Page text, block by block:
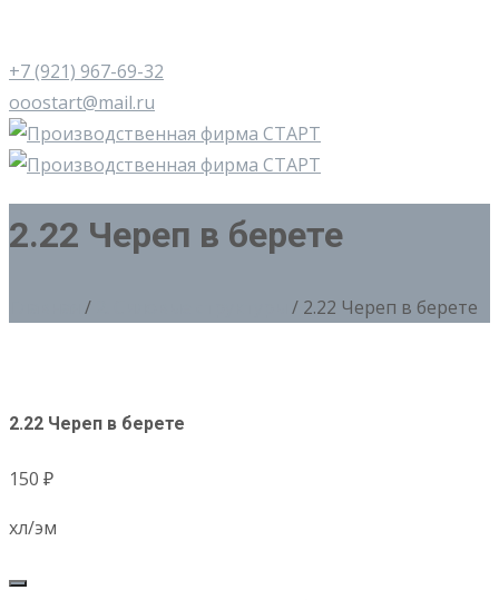
+7 (921) 967-69-32
ooostart@mail.ru
2.22 Череп в берете
/ / 2.22 Череп в берете
2.22 Череп в берете
150 ₽
хл/эм